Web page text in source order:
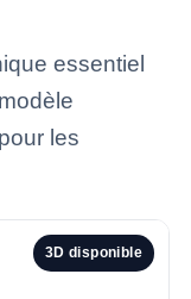
essentiel
les
3D disponible